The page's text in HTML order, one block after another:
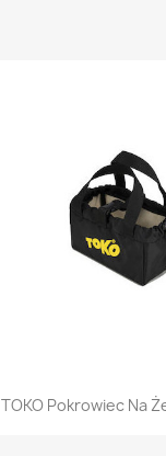
Szybki
TOKO Pokrowiec Na